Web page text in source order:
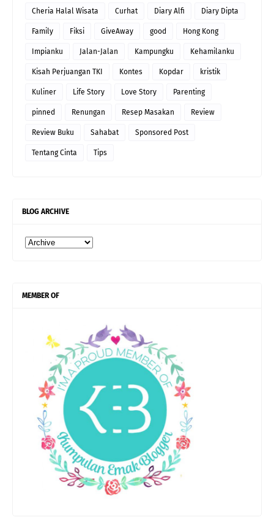
Cheria Halal Wisata Curhat Diary Alfi Diary Dipta
Family Fiksi GiveAway good Hong Kong
Impianku Jalan-Jalan Kampungku Kehamilanku
Kisah Perjuangan TKI Kontes Kopdar kristik
Kuliner Life Story Love Story Parenting
pinned Renungan Resep Masakan Review
Review Buku Sahabat Sponsored Post
Tentang Cinta Tips
BLOG ARCHIVE
MEMBER OF